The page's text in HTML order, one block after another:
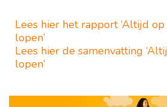
Lees hier het rapport ‘Altijd
lopen’
Lees hier de samenvatting
lopen’